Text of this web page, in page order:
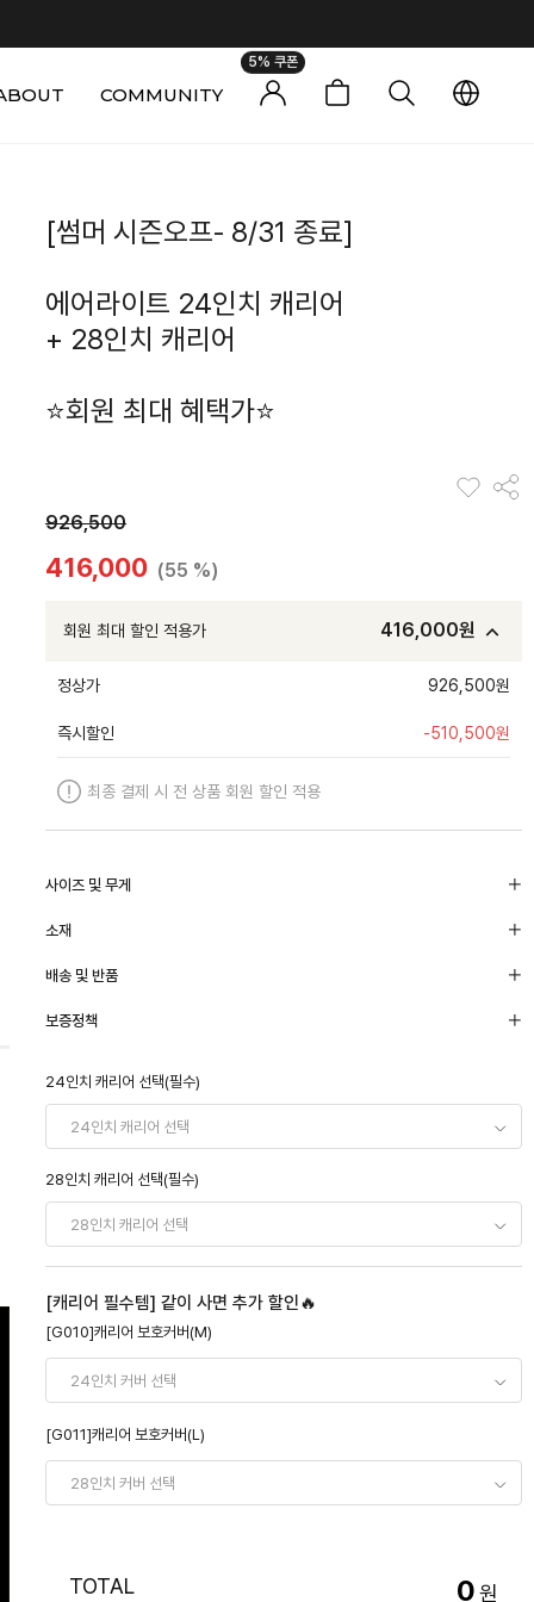
COMMUNITY
5% 쿠폰
[썸머 시즌오프- 8/31 종료]
에어라이트 24인치 캐리어
+ 28인치 캐리어
⭐회원 최대 혜택가⭐
926,500
416,000 (55 %)
회원 최대 할인 적용가 416,000원
정상가 926,500원
즉시할인 -510,500원
최종 결제 시 전 상품 회원 할인 적용
사이즈 및 무게
소재
배송 및 반품
보증정책
24인치 캐리어 선택(필수)
28인치 캐리어 선택(필수)
[캐리어 필수템] 같이 사면 추가 할인🔥
[G010]캐리어 보호커버(M)
[G011]캐리어 보호커버(L)
TOTAL 0원